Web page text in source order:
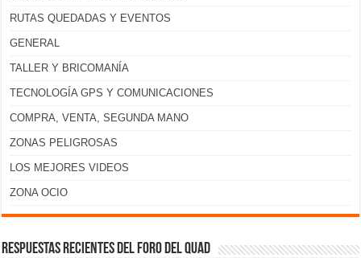
RUTAS QUEDADAS Y EVENTOS
GENERAL
TALLER Y BRICOMANÍA
TECNOLOGÍA GPS Y COMUNICACIONES
COMPRA, VENTA, SEGUNDA MANO
ZONAS PELIGROSAS
LOS MEJORES VIDEOS
ZONA OCIO
Respuestas recientes del foro del Quad